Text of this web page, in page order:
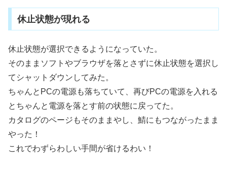
休止状態が現れる
休止状態が選択できるようになっていた。
そのままソフトやブラウザを落とさずに休止状態を選択し
てシャットダウンしてみた。
ちゃんとPCの電源も落ちていて、再びPCの電源を入れる
とちゃんと電源を落とす前の状態に戻ってた。
カタログのページもそのままやし、鯖にもつながったまま
やった！
これでわずらわしい手間が省けるわい！